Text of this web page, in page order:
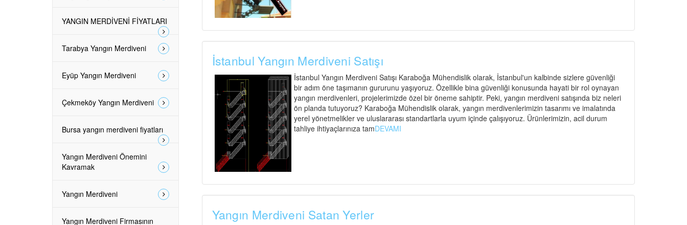
İstanbul Yangın Merdiveni Satışı
İstanbul Yangın Merdiveni Satışı Karaboğa Mühendislik olarak, İstanbul'un kalbinde sizlere güvenliği
bir adım öne taşımanın gururunu yaşıyoruz. Özellikle bina güvenliği konusunda hayati bir rol oynayan
yangın merdivenleri, projelerimizde özel bir öneme sahiptir. Peki, yangın merdiveni satışında biz neleri
ön planda tutuyoruz? Karaboğa Mühendislik olarak, yangın merdivenlerimizin tasarımı ve imalatında
yerel yönetmelikler ve uluslararası standartlarla uyum içinde çalışıyoruz. Ürünlerimizin, acil durum
tahliye ihtiyaçlarınıza tamDEVAMI
Yangın Merdiveni Satan Yerler
YANGIN MERDİVENİ FİYATLARI
Tarabya Yangın Merdiveni
Eyüp Yangın Merdiveni
Çekmeköy Yangın Merdiveni
Bursa yangın merdiveni fiyatları
Yangın Merdiveni Önemini
Kavramak
Yangın Merdiveni
Yangın Merdiveni Firmasının